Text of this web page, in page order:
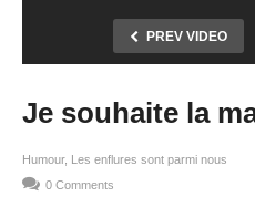
PREV VIDEO
Je souhaite la
Humour
Les enflures sont parmi nous
0 Comments